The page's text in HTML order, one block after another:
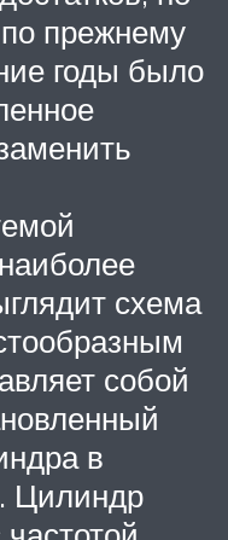
прежнему
годы было
схема
собой
в
Цилиндр